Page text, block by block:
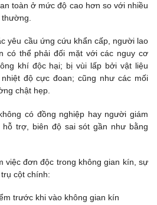
toàn ở mức độ cao hơn so với nhiều
yêu cầu ứng cứu khẩn cấp, người lao
có thể phải đối mặt với các nguy cơ
khí độc hại; bị vùi lấp bởi vật liệu
độ cực đoan; cũng như các mối
chật hẹp.
có đồng nghiệp hay người giám
trợ, biên độ sai sót gần như bằng
việc đơn độc trong không gian kín, sự
cột chính:
trước khi vào không gian kín